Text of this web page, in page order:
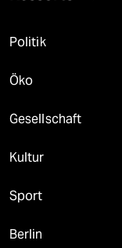
Politik
Öko
Gesellschaft
Kultur
Sport
Berlin